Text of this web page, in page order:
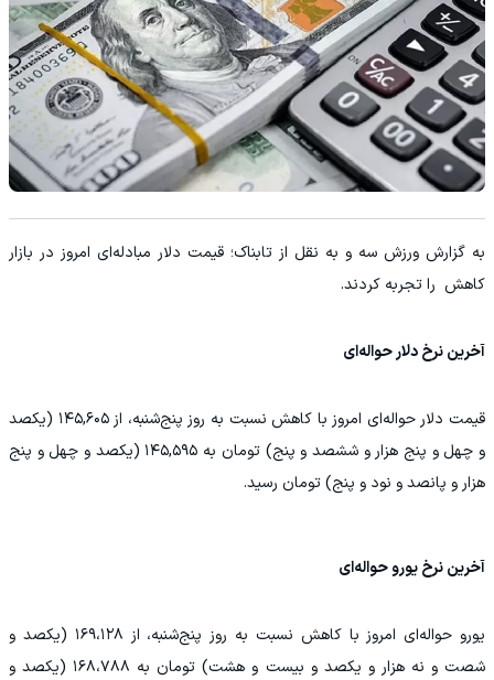
به گزارش ورزش سه و به نقل از تابناک؛ قیمت دلار مبادله‌ای امروز در بازار
کاهش را تجربه کردند.
آخرین نرخ دلار حواله‌ای
قیمت دلار حواله‌ای امروز با کاهش نسبت به روز پنج‌شنبه، از ۱۴۵,۶۰۵ (یکصد
و چهل و پنج هزار و ششصد و پنج) تومان به ۱۴۵,۵۹۵ (یکصد و چهل و پنج
هزار و پانصد و نود و پنج) تومان رسید.
آخرین نرخ یورو حواله‌ای
یورو حواله‌ای امروز با کاهش نسبت به روز پنج‌شنبه، از ۱۶۹،۱۲۸ (یکصد و
شصت و نه هزار و یکصد و بیست و هشت) تومان به ۱۶۸،۷۸۸ (یکصد و